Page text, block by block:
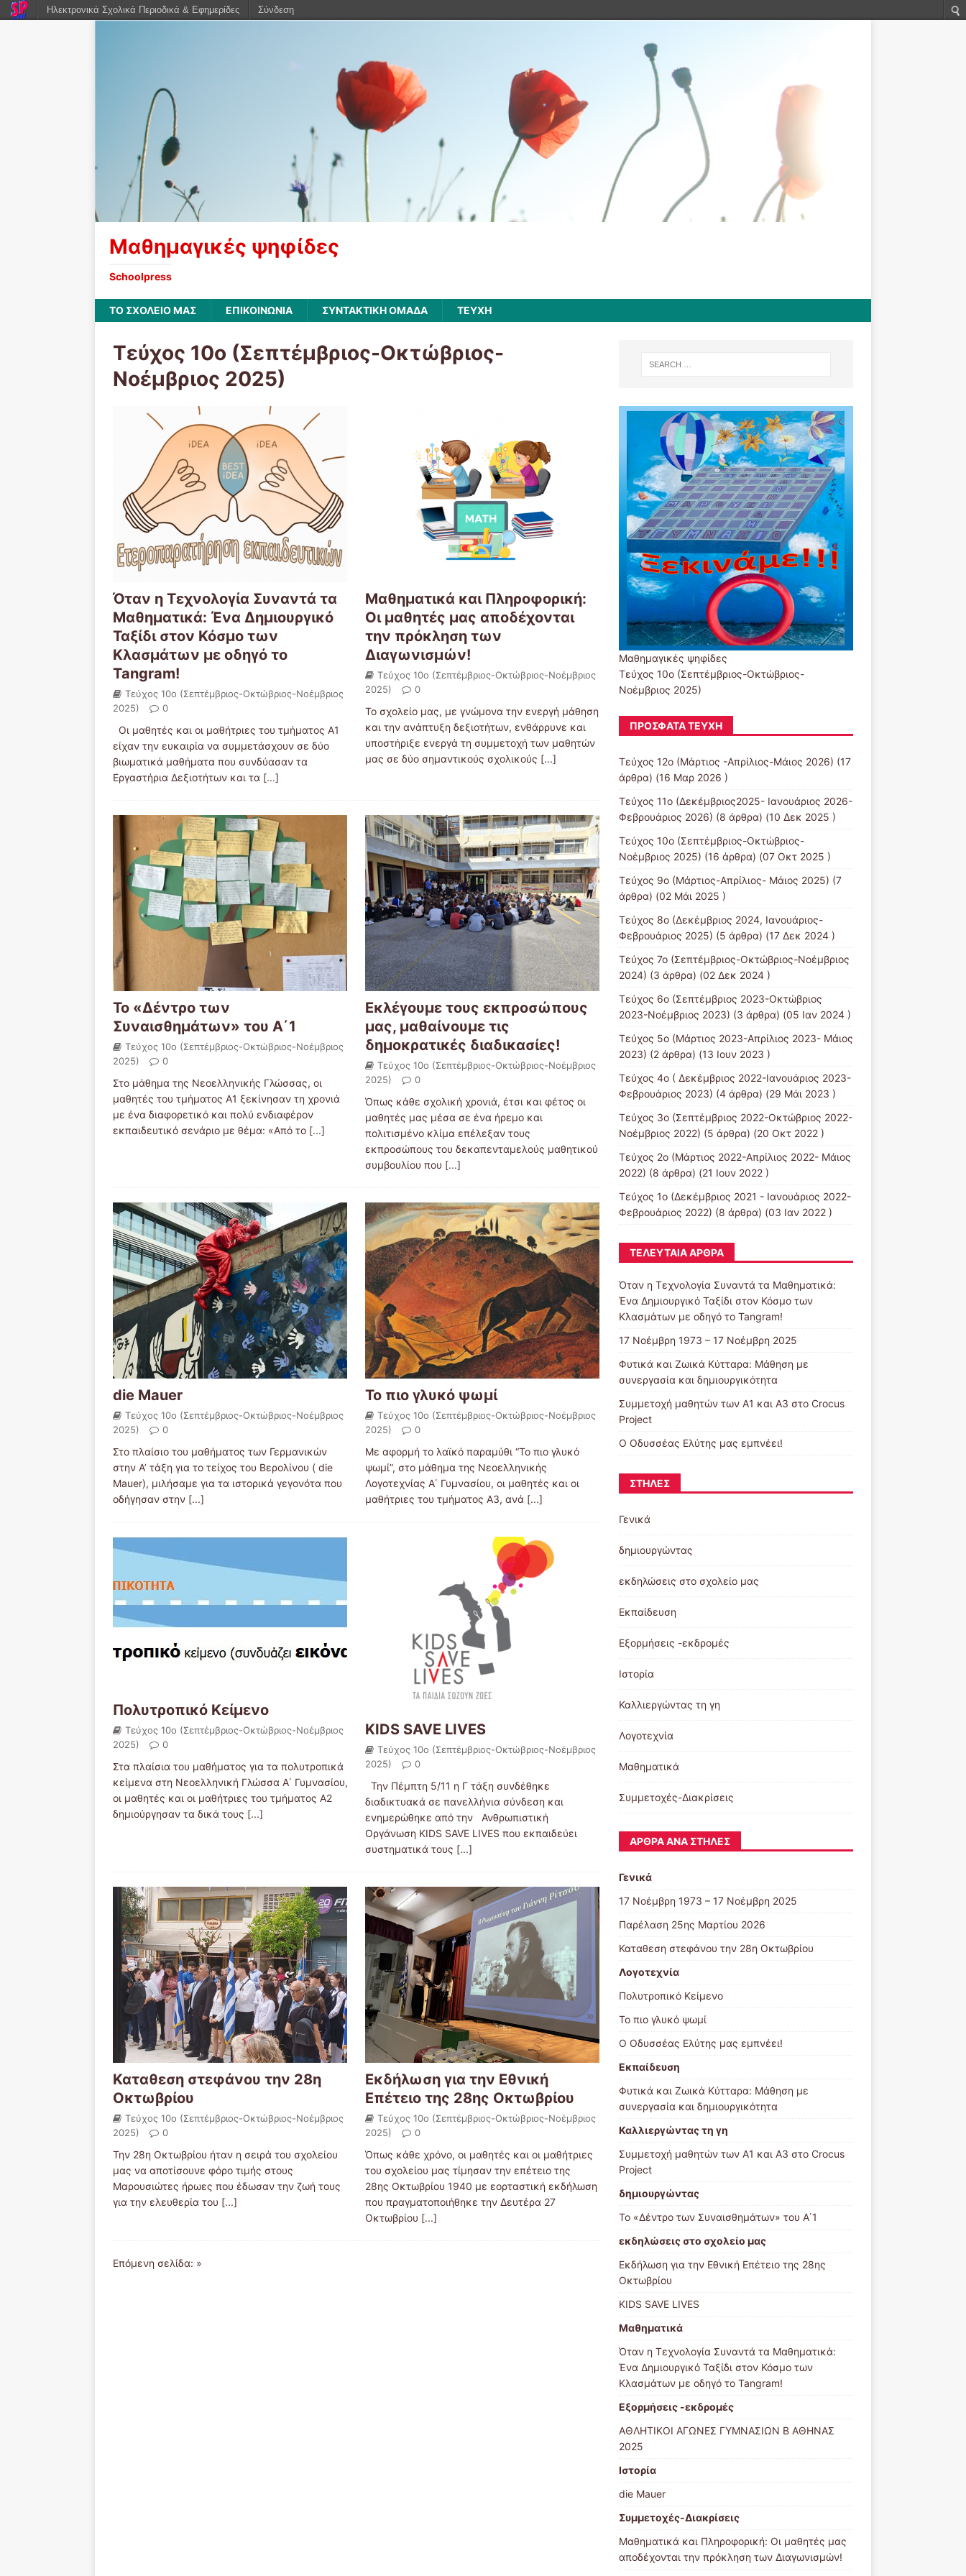
Μαθημαγικές ψηφίδες
Schoolpress
ΤΟ ΣΧΟΛΕΙΟ ΜΑΣ ΕΠΙΚΟΙΝΩΝΙΑ ΣΥΝΤΑΚΤΙΚΗ ΟΜΑΔΑ ΤΕΥΧΗ
Τεύχος 10ο (Σεπτέμβριος-Οκτώβριος-
Νοέμβριος 2025)
Όταν η Τεχνολογία Συναντά τα
Μαθηματικά: Ένα Δημιουργικό
Ταξίδι στον Κόσμο των
Κλασμάτων με οδηγό το
Tangram!
Τεύχος 10ο (Σεπτέμβριος-Οκτώβριος-Νοέμβριος
2025)
0
Οι μαθητές και οι μαθήτριες του τμήματος Α1
είχαν την ευκαιρία να συμμετάσχουν σε δύο
βιωματικά μαθήματα που συνδύασαν τα
Εργαστήρια Δεξιοτήτων και τα [...]
Μαθηματικά και Πληροφορική:
Οι μαθητές μας αποδέχονται
την πρόκληση των
Διαγωνισμών!
Τεύχος 10ο (Σεπτέμβριος-Οκτώβριος-Νοέμβριος
2025)
0
Το σχολείο μας, με γνώμονα την ενεργή μάθηση
και την ανάπτυξη δεξιοτήτων, ενθάρρυνε και
υποστήριξε ενεργά τη συμμετοχή των μαθητών
μας σε δύο σημαντικούς σχολικούς [...]
Το «Δέντρο των
Συναισθημάτων» του Α΄1
Τεύχος 10ο (Σεπτέμβριος-Οκτώβριος-Νοέμβριος
2025)
0
Στο μάθημα της Νεοελληνικής Γλώσσας, οι
μαθητές του τμήματος Α1 ξεκίνησαν τη χρονιά
με ένα διαφορετικό και πολύ ενδιαφέρον
εκπαιδευτικό σενάριο με θέμα: «Από το [...]
Εκλέγουμε τους εκπροσώπους
μας, μαθαίνουμε τις
δημοκρατικές διαδικασίες!
Τεύχος 10ο (Σεπτέμβριος-Οκτώβριος-Νοέμβριος
2025)
0
Όπως κάθε σχολική χρονιά, έτσι και φέτος οι
μαθητές μας μέσα σε ένα ήρεμο και
πολιτισμένο κλίμα επέλεξαν τους
εκπροσώπους του δεκαπενταμελούς μαθητικού
συμβουλίου που [...]
die Mauer
Τεύχος 10ο (Σεπτέμβριος-Οκτώβριος-Νοέμβριος
2025)
0
Στο πλαίσιο του μαθήματος των Γερμανικών
στην Α’ τάξη για το τείχος του Βερολίνου ( die
Mauer), μιλήσαμε για τα ιστορικά γεγονότα που
οδήγησαν στην [...]
Το πιο γλυκό ψωμί
Τεύχος 10ο (Σεπτέμβριος-Οκτώβριος-Νοέμβριος
2025)
0
Με αφορμή το λαϊκό παραμύθι “Το πιο γλυκό
ψωμί”, στο μάθημα της Νεοελληνικής
Λογοτεχνίας Α΄ Γυμνασίου, οι μαθητές και οι
μαθήτριες του τμήματος Α3, ανά [...]
Πολυτροπικό Κείμενο
Τεύχος 10ο (Σεπτέμβριος-Οκτώβριος-Νοέμβριος
2025)
0
Στα πλαίσια του μαθήματος για τα πολυτροπικά
κείμενα στη Νεοελληνική Γλώσσα Α΄ Γυμνασίου,
οι μαθητές και οι μαθήτριες του τμήματος Α2
δημιούργησαν τα δικά τους [...]
KIDS SAVE LIVES
Τεύχος 10ο (Σεπτέμβριος-Οκτώβριος-Νοέμβριος
2025)
0
Την Πέμπτη 5/11 η Γ τάξη συνδέθηκε
διαδικτυακά σε πανελλήνια σύνδεση και
ενημερώθηκε από την Ανθρωπιστική
Οργάνωση KIDS SAVE LIVES που εκπαιδεύει
συστηματικά τους [...]
Καταθεση στεφάνου την 28η
Οκτωβρίου
Τεύχος 10ο (Σεπτέμβριος-Οκτώβριος-Νοέμβριος
2025)
0
Την 28η Οκτωβρίου ήταν η σειρά του σχολείου
μας να αποτίσουνε φόρο τιμής στους
Μαρουσιώτες ήρωες που έδωσαν την ζωή τους
για την ελευθερία του [...]
Εκδήλωση για την Εθνική
Επέτειο της 28ης Οκτωβρίου
Τεύχος 10ο (Σεπτέμβριος-Οκτώβριος-Νοέμβριος
2025)
0
Όπως κάθε χρόνο, οι μαθητές και οι μαθήτριες
του σχολείου μας τίμησαν την επέτειο της
28ης Οκτωβρίου 1940 με εορταστική εκδήλωση
που πραγματοποιήθηκε την Δευτέρα 27
Οκτωβρίου [...]
Επόμενη σελίδα: »
Μαθημαγικές ψηφίδες
Τεύχος 10ο (Σεπτέμβριος-Οκτώβριος-
Νοέμβριος 2025)
ΠΡΌΣΦΑΤΑ ΤΕΎΧΗ
Τεύχος 12ο (Μάρτιος -Απρίλιος-Μάιος 2026) (17
άρθρα) (16 Μαρ 2026 )
Τεύχος 11ο (Δεκέμβριος2025- Ιανουάριος 2026-
Φεβρουάριος 2026) (8 άρθρα) (10 Δεκ 2025 )
Τεύχος 10ο (Σεπτέμβριος-Οκτώβριος-
Νοέμβριος 2025) (16 άρθρα) (07 Οκτ 2025 )
Τεύχος 9ο (Μάρτιος-Απρίλιος- Μάιος 2025) (7
άρθρα) (02 Μάι 2025 )
Τεύχος 8ο (Δεκέμβριος 2024, Ιανουάριος-
Φεβρουάριος 2025) (5 άρθρα) (17 Δεκ 2024 )
Τεύχος 7ο (Σεπτέμβριος-Οκτώβριος-Νοέμβριος
2024) (3 άρθρα) (02 Δεκ 2024 )
Τεύχος 6ο (Σεπτέμβριος 2023-Οκτώβριος
2023-Νοέμβριος 2023) (3 άρθρα) (05 Ιαν 2024 )
Τεύχος 5ο (Μάρτιος 2023-Απρίλιος 2023- Μάιος
2023) (2 άρθρα) (13 Ιουν 2023 )
Τεύχος 4ο ( Δεκέμβριος 2022-Ιανουάριος 2023-
Φεβρουάριος 2023) (4 άρθρα) (29 Μάι 2023 )
Τεύχος 3ο (Σεπτέμβριος 2022-Οκτώβριος 2022-
Νοέμβριος 2022) (5 άρθρα) (20 Οκτ 2022 )
Τεύχος 2ο (Μάρτιος 2022-Απρίλιος 2022- Μάιος
2022) (8 άρθρα) (21 Ιουν 2022 )
Τεύχος 1ο (Δεκέμβριος 2021 - Ιανουάριος 2022-
Φεβρουάριος 2022) (8 άρθρα) (03 Ιαν 2022 )
ΤΕΛΕΥΤΑΊΑ ΆΡΘΡΑ
Όταν η Τεχνολογία Συναντά τα Μαθηματικά:
Ένα Δημιουργικό Ταξίδι στον Κόσμο των
Κλασμάτων με οδηγό το Tangram!
17 Νοέμβρη 1973 – 17 Νοέμβρη 2025
Φυτικά και Ζωικά Κύτταρα: Μάθηση με
συνεργασία και δημιουργικότητα
Συμμετοχή μαθητών των Α1 και Α3 στο Crocus
Project
Ο Οδυσσέας Ελύτης μας εμπνέει!
ΣΤΉΛΕΣ
Γενικά
δημιουργώντας
εκδηλώσεις στο σχολείο μας
Εκπαίδευση
Εξορμήσεις -εκδρομές
Ιστορία
Καλλιεργώντας τη γη
Λογοτεχνία
Μαθηματικά
Συμμετοχές-Διακρίσεις
ΆΡΘΡΑ ΑΝΆ ΣΤΉΛΕΣ
Γενικά
17 Νοέμβρη 1973 – 17 Νοέμβρη 2025
Παρέλαση 25ης Μαρτίου 2026
Καταθεση στεφάνου την 28η Οκτωβρίου
Λογοτεχνία
Πολυτροπικό Κείμενο
Το πιο γλυκό ψωμί
Ο Οδυσσέας Ελύτης μας εμπνέει!
Εκπαίδευση
Φυτικά και Ζωικά Κύτταρα: Μάθηση με
συνεργασία και δημιουργικότητα
Καλλιεργώντας τη γη
Συμμετοχή μαθητών των Α1 και Α3 στο Crocus
Project
δημιουργώντας
Το «Δέντρο των Συναισθημάτων» του Α΄1
εκδηλώσεις στο σχολείο μας
Εκδήλωση για την Εθνική Επέτειο της 28ης
Οκτωβρίου
KIDS SAVE LIVES
Μαθηματικά
Όταν η Τεχνολογία Συναντά τα Μαθηματικά:
Ένα Δημιουργικό Ταξίδι στον Κόσμο των
Κλασμάτων με οδηγό το Tangram!
Εξορμήσεις -εκδρομές
ΑΘΛΗΤΙΚΟΙ ΑΓΩΝΕΣ ΓΥΜΝΑΣΙΩΝ Β ΑΘΗΝΑΣ
2025
Ιστορία
die Mauer
Συμμετοχές-Διακρίσεις
Μαθηματικά και Πληροφορική: Οι μαθητές μας
αποδέχονται την πρόκληση των Διαγωνισμών!
Ηλεκτρονικά Σχολικά Περιοδικά & Εφημερίδες Σύνδεση